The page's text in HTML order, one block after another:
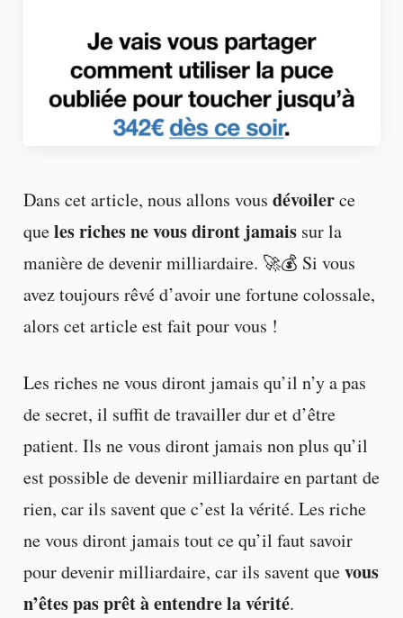
Dans cet article, nous allons vous dévoilerce
queles riches ne vous diront jamaissur la
manière de devenir milliardaire. 🚀💰 Si vous
avez toujours rêvé d’avoir une fortune colossale,
alors cet article est fait pour vous !
Les riches ne vous diront jamais qu’il n’y a pas
de secret, il suffit de travailler dur et d’être
patient. Ils ne vous diront jamais non plus qu’il
est possible de devenir milliardaire en partant de
rien, car ils savent que c’est la vérité. Les riche
ne vous diront jamais tout ce qu’il faut savoir
pour devenir milliardaire, car ils savent quevous
n’êtes pas prêt à entendre la vérité.